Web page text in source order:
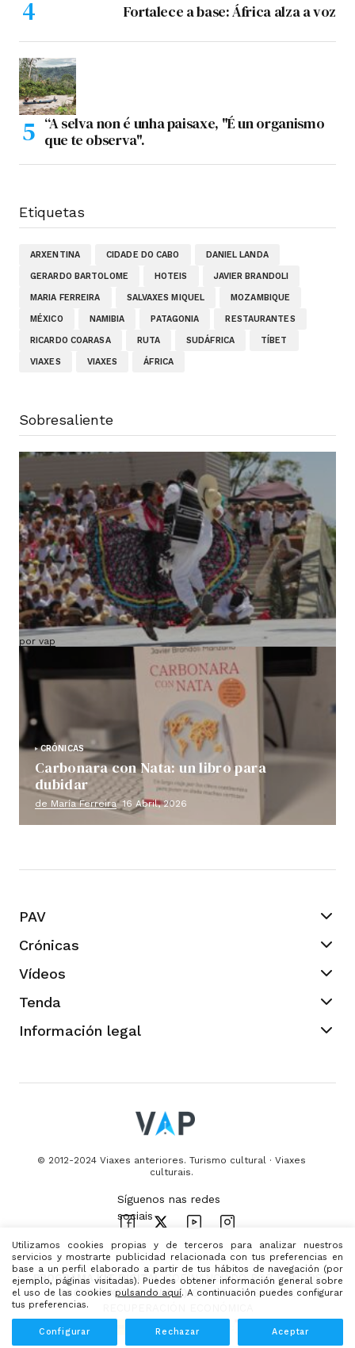
Utilizamos cookies propias y de terceros para analizar nuestros
servicios y mostrarte publicidad relacionada con tus preferencias en
base a un perfil elaborado a partir de tus hábitos de navegación (por
ejemplo, páginas visitadas). Puedes obtener información general sobre
el uso de las cookies pulsando aquí. A continuación puedes configurar
tus preferencias.
Configurar Rechazar Aceptar
Fortalece a base: África alza a voz
“A selva non é unha paisaxe, "É un organismo
que te observa".
Etiquetas
ARXENTINA CIDADE DO CABO DANIEL LANDA
GERARDO BARTOLOME HOTEIS JAVIER BRANDOLI
MARIA FERREIRA SALVAXES MIQUEL MOZAMBIQUE
MÉXICO NAMIBIA PATAGONIA RESTAURANTES
RICARDO COARASA RUTA SUDÁFRICA TÍBET
VIAXES VIAXES ÁFRICA
Sobresaliente
Ruta VAP por México (saída confirmada e
grupo xa pechado)
por vap
CRÓNICAS
Carbonara con Nata: un libro para
dubidar
de María Ferreira 16 Abril, 2026
PAV
Crónicas
Vídeos
Tenda
Información legal
© 2012-2024 Viaxes anteriores. Turismo cultural · Viaxes
culturais.
PROGRAMA KIT DIGITALCOFINANCIADO POR FONDOS
PRÓXIMA XERACIÓN (UE)DO MECANISMO DE